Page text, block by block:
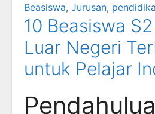
Beasiswa, Jurusan,
10 Beasiswa
Luar Negeri
untuk Pelajar